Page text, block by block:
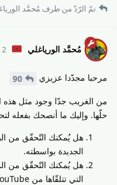
تمّ الرّدّ من طرف مُحمَّد
مُحمَّد الورياغلي 2 أبريل 2022
مرحبا مجدّدا عزيزي
90
من الغريب جدّا وجود مثل هذه
حلّها. وإليك ما أنصحك بفعله
هل يُمكنك التّحقّق من
الجديدة بواسطته.
هل يُمكنك التّحقّق من
التي تتلقّاها من YouTube؟